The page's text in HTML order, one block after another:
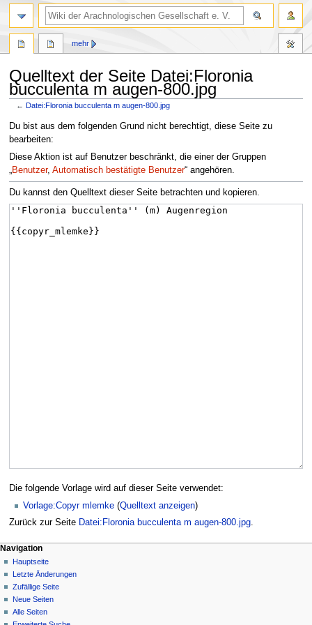
Quelltext der Seite Datei:Floronia
bucculenta m augen-800.jpg
←Datei:Floronia bucculenta m augen-800.jpg
Zur
Navigation
springen
Zur
Suche
springen
Du bist aus dem folgenden Grund nicht berechtigt, diese Seite zu
bearbeiten:
Diese Aktion ist auf Benutzer beschränkt, die einer der Gruppen
„Benutzer, Automatisch bestätigte Benutzer“ angehören.
Du kannst den Quelltext dieser Seite betrachten und kopieren.
Die folgende Vorlage wird auf dieser Seite verwendet:
Vorlage:Copyr mlemke (Quelltext anzeigen)
Zurück zur Seite Datei:Floronia bucculenta m augen-800.jpg.
mehr
Navigation
Hauptseite
Letzte Änderungen
Zufällige Seite
Neue Seiten
Alle Seiten